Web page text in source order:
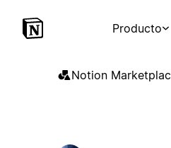
Producto
Notion